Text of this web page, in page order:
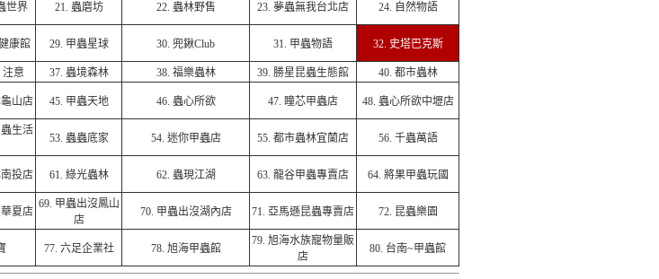
世界 21. 蟲磨坊 22. 蟲林野售 23. 夢蟲無我台北店 24. 自然物語
康館 29. 甲蟲星球 30. 兜鍬Club 31. 甲蟲物語 32. 史塔巴克斯
注意 37. 蟲境森林 38. 福樂蟲林 39. 勝星昆蟲生態館 40. 都市蟲林
山店 45. 甲蟲天地 46. 蟲心所欲 47. 瞳芯甲蟲店 48. 蟲心所欲中壢店
生活
53. 蟲蟲底家 54. 迷你甲蟲店 55. 都市蟲林宜蘭店 56. 千蟲萬語
投店 61. 綠光蟲林 62. 蟲現江湖 63. 龍谷甲蟲專賣店 64. 將果甲蟲玩國
夏店
69. 甲蟲出沒鳳山
店
70. 甲蟲出沒湖內店 71. 亞馬遜昆蟲專賣店 72. 昆蟲樂園
77. 六足企業社 78. 旭海甲蟲館
79. 旭海水族寵物量販
店
80. 台南~甲蟲館